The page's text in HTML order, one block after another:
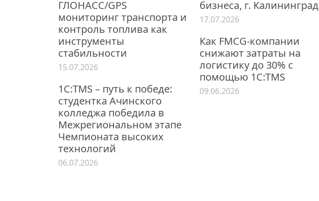
ГЛОНАСС/GPS
мониторинг транспорта и
контроль топлива как
инструменты
стабильности
15.07.2026
1С:TMS – путь к победе:
студентка Ачинского
колледжа победила в
Межрегиональном этапе
Чемпионата высоких
технологий
06.07.2026
бизнеса, г. Калининград
17.07.2026
Как FMCG-компании
снижают затраты на
логистику до 30% с
помощью 1С:TMS
09.06.2026